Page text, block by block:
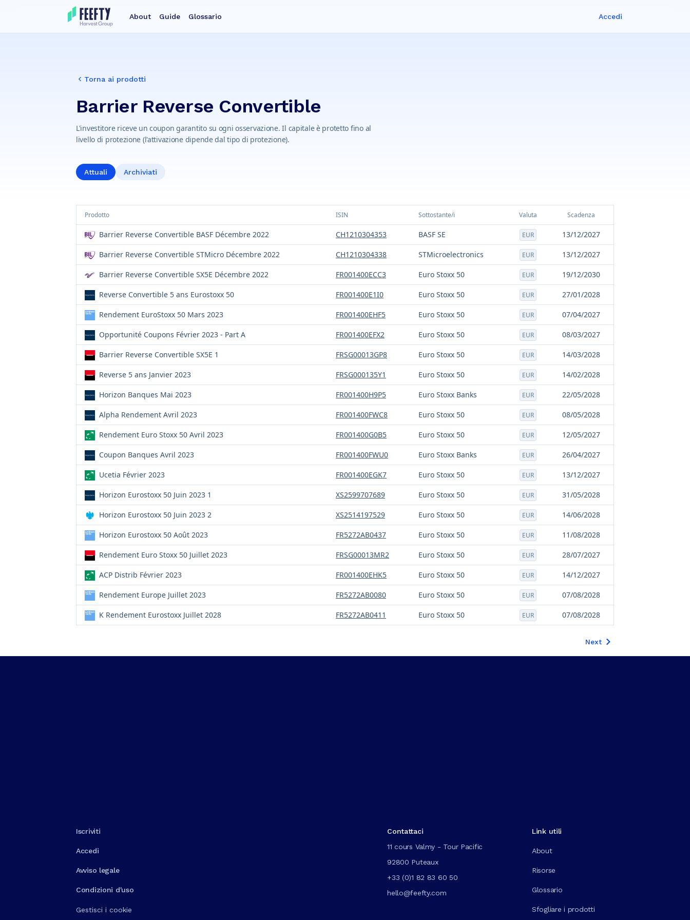
About Guide Glossario Accedi
Torna ai prodotti
Barrier Reverse Convertible
L'investitore riceve un coupon garantito su ogni osservazione. Il capitale è protetto fino al
livello di protezione (l'attivazione dipende dal tipo di protezione).
Attuali Archiviati
Prodotto ISIN Sottostante/i Valuta Scadenza
Barrier Reverse Convertible BASF Décembre 2022 CH1210304353 BASF SE EUR 13/12/2027
Barrier Reverse Convertible STMicro Décembre 2022 CH1210304338 STMicroelectronics EUR 13/12/2027
Barrier Reverse Convertible SX5E Décembre 2022 FR001400ECC3 Euro Stoxx 50 EUR 19/12/2030
Reverse Convertible 5 ans Eurostoxx 50 FR001400E1I0 Euro Stoxx 50 EUR 27/01/2028
Rendement EuroStoxx 50 Mars 2023 FR001400EHF5 Euro Stoxx 50 EUR 07/04/2027
Opportunité Coupons Février 2023 - Part A FR001400EFX2 Euro Stoxx 50 EUR 08/03/2027
Barrier Reverse Convertible SX5E 1 FRSG00013GP8 Euro Stoxx 50 EUR 14/03/2028
Reverse 5 ans Janvier 2023 FRSG000135Y1 Euro Stoxx 50 EUR 14/02/2028
Horizon Banques Mai 2023 FR001400H9P5 Euro Stoxx Banks EUR 22/05/2028
Alpha Rendement Avril 2023 FR001400FWC8 Euro Stoxx 50 EUR 08/05/2028
Rendement Euro Stoxx 50 Avril 2023 FR001400G0B5 Euro Stoxx 50 EUR 12/05/2027
Coupon Banques Avril 2023 FR001400FWU0 Euro Stoxx Banks EUR 26/04/2027
Ucetia Février 2023 FR001400EGK7 Euro Stoxx 50 EUR 13/12/2027
Horizon Eurostoxx 50 Juin 2023 1 XS2599707689 Euro Stoxx 50 EUR 31/05/2028
Horizon Eurostoxx 50 Juin 2023 2 XS2514197529 Euro Stoxx 50 EUR 14/06/2028
Horizon Eurostoxx 50 Août 2023 FR5272AB0437 Euro Stoxx 50 EUR 11/08/2028
Rendement Euro Stoxx 50 Juillet 2023 FRSG00013MR2 Euro Stoxx 50 EUR 28/07/2027
ACP Distrib Février 2023 FR001400EHK5 Euro Stoxx 50 EUR 14/12/2027
Rendement Europe Juillet 2023 FR5272AB0080 Euro Stoxx 50 EUR 07/08/2028
K Rendement Eurostoxx Juillet 2028 FR5272AB0411 Euro Stoxx 50 EUR 07/08/2028
Next
Iscriviti
Accedi
Avviso legale
Condizioni d'uso
Gestisci i cookie
Contattaci
11 cours Valmy - Tour Pacific
92800 Puteaux
+33 (0)1 82 83 60 50
hello@feefty.com
Link utili
About
Risorse
Glossario
Sfogliare i prodotti